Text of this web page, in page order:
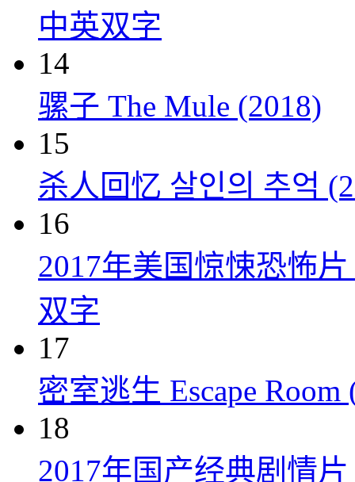
中英双字
14
骡子 The Mule (2018)
15
杀人回忆 살인의 추억
16
2017年美国惊悚恐怖
双字
17
密室逃生 Escape Room
18
2017年国产经典剧情